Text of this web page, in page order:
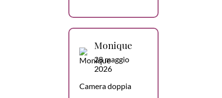
Monique
28 maggio
2026
Camera doppia